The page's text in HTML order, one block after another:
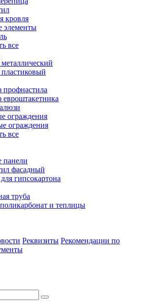
кровля
элементы
все
профнастила
евроштакетника
ограждения
ограждения
все
панели
фасадный
гипсокартона
труба
и теплицы
Реквизиты Рекомендации по